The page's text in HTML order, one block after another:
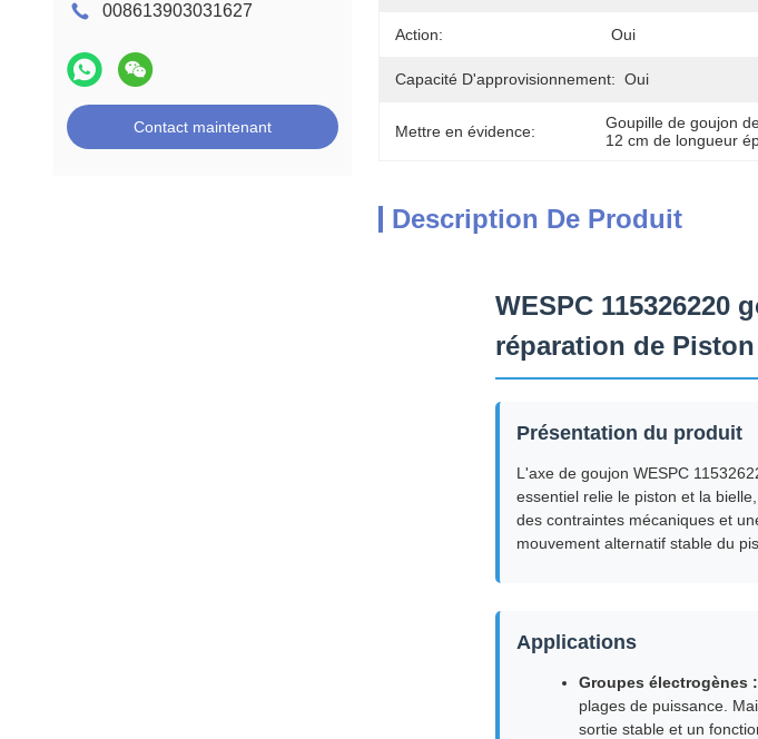
008613903031627
Contact maintenant
Action: Oui
Capacité D'approvisionnement: Oui
Mettre en évidence: Goupille de goujon
12 cm de longueur
Description De Produit
WESPC
réparation de
Présentation du produit
L'axe de goujon WESPC
essentiel relie le piston et la
des contraintes mécaniques et
mouvement alternatif stable du
Applications
Groupes électrogènes :
plages de puissance.
sortie stable et un